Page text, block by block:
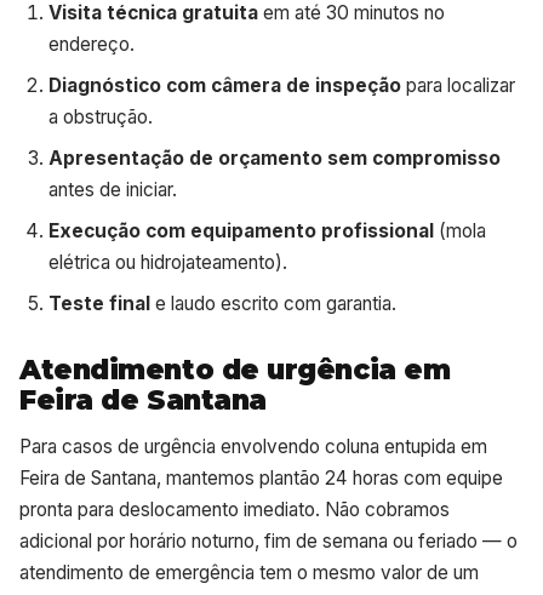
Visita técnica gratuita em até 30 minutos no
endereço.
Diagnóstico com câmera de inspeção para localizar
a obstrução.
Apresentação de orçamento sem compromisso
antes de iniciar.
Execução com equipamento profissional (mola
elétrica ou hidrojateamento).
Teste final e laudo escrito com garantia.
Atendimento de urgência em
Feira de Santana
Para casos de urgência envolvendo coluna entupida em
Feira de Santana, mantemos plantão 24 horas com equipe
pronta para deslocamento imediato. Não cobramos
adicional por horário noturno, fim de semana ou feriado — o
atendimento de emergência tem o mesmo valor de um